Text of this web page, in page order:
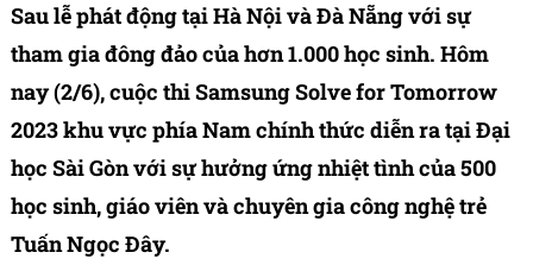
Sau lễ phát động tại Hà Nội và Đà Nẵng với sự
tham gia đông đảo của hơn 1.000 học sinh. Hôm
nay (2/6), cuộc thi Samsung Solve for Tomorrow
2023 khu vực phía Nam chính thức diễn ra tại Đại
học Sài Gòn với sự hưởng ứng nhiệt tình của 500
học sinh, giáo viên và chuyên gia công nghệ trẻ
Tuấn Ngọc Đây.